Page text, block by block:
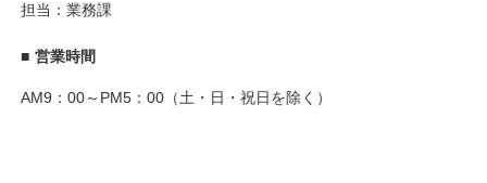
担当：業務課
■ 営業時間
AM9：00～PM5：00（土・日・祝日を除く）